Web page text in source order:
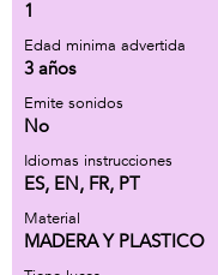
1
Edad minima advertida
3 años
Emite sonidos
No
Idiomas instrucciones
ES, EN, FR, PT
Material
MADERA Y PLASTICO